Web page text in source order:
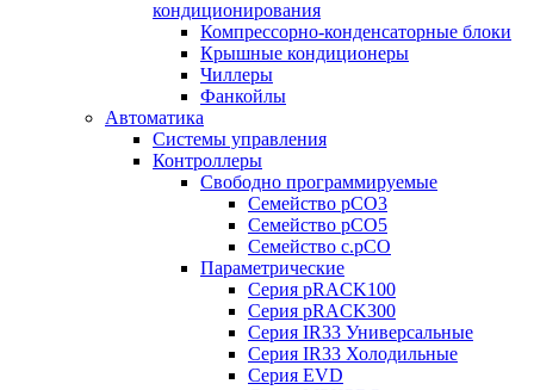
кондиционирования
Компрессорно-конденсаторные блоки
Крышные кондиционеры
Чиллеры
Фанкойлы
Автоматика
Системы управления
Контроллеры
Свободно программируемые
Семейство pCO3
Семейство pCO5
Семейство c.pCO
Параметрические
Серия pRACK100
Серия pRACK300
Серия IR33 Универсальные
Серия IR33 Холодильные
Серия EVD